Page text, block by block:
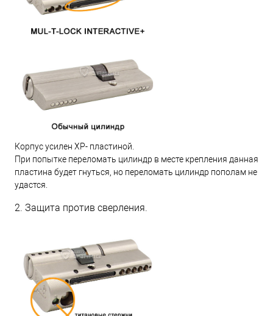
Корпус усилен XP- пластиной.
При попытке переломать цилиндр в месте крепления данная
пластина будет гнуться, но переломать цилиндр пополам не
удастся.
2. Защита против сверления.